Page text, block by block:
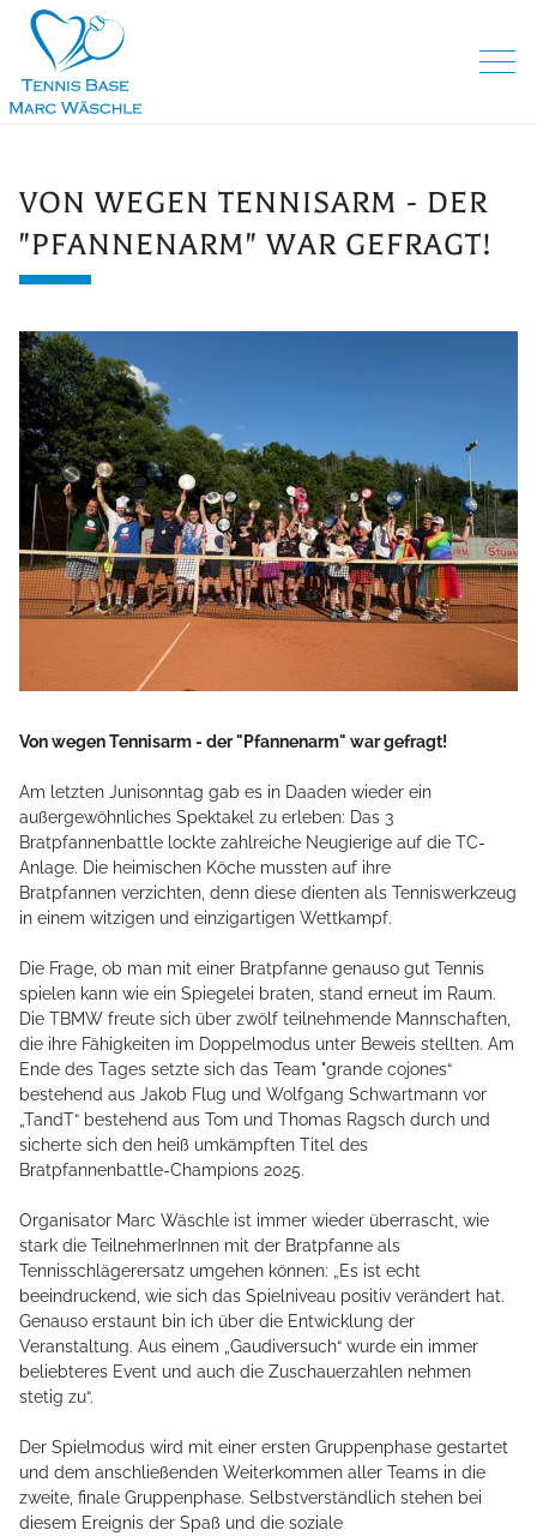
VON WEGEN TENNISARM - DER
"PFANNENARM" WAR GEFRAGT!
Von wegen Tennisarm - der "Pfannenarm" war gefragt!
Am letzten Junisonntag gab es in Daaden wieder ein
außergewöhnliches Spektakel zu erleben: Das 3
Bratpfannenbattle lockte zahlreiche Neugierige auf die TC-
Anlage. Die heimischen Köche mussten auf ihre
Bratpfannen verzichten, denn diese dienten als Tenniswerkzeug
in einem witzigen und einzigartigen Wettkampf.
Die Frage, ob man mit einer Bratpfanne genauso gut Tennis
spielen kann wie ein Spiegelei braten, stand erneut im Raum.
Die TBMW freute sich über zwölf teilnehmende Mannschaften,
die ihre Fähigkeiten im Doppelmodus unter Beweis stellten. Am
Ende des Tages setzte sich das Team "grande cojones“
bestehend aus Jakob Flug und Wolfgang Schwartmann vor
„TandT“ bestehend aus Tom und Thomas Ragsch durch und
sicherte sich den heiß umkämpften Titel des
Bratpfannenbattle-Champions 2025.
Organisator Marc Wäschle ist immer wieder überrascht, wie
stark die TeilnehmerInnen mit der Bratpfanne als
Tennisschlägerersatz umgehen können: „Es ist echt
beeindruckend, wie sich das Spielniveau positiv verändert hat.
Genauso erstaunt bin ich über die Entwicklung der
Veranstaltung. Aus einem „Gaudiversuch“ wurde ein immer
beliebteres Event und auch die Zuschauerzahlen nehmen
stetig zu“.
Der Spielmodus wird mit einer ersten Gruppenphase gestartet
und dem anschließenden Weiterkommen aller Teams in die
zweite, finale Gruppenphase. Selbstverständlich stehen bei
diesem Ereignis der Spaß und die soziale